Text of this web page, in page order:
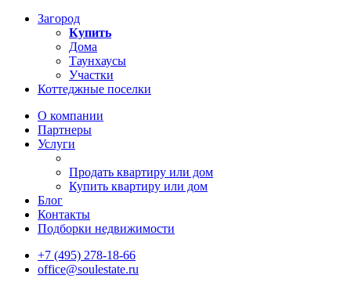
Загород
Купить
Дома
Таунхаусы
Участки
Коттеджные поселки
О компании
Партнеры
Услуги
Продать квартиру или дом
Купить квартиру или дом
Блог
Контакты
Подборки недвижимости
+7 (495) 278-18-66
office@soulestate.ru